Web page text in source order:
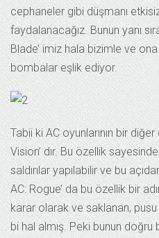
cephaneler gibi düşmanı
faydalanacağız. Bunun yanı
Blade’ imiz hala bizimle ve ona
bombalar eşlik ediyor.
Tabii ki AC oyunlarının bir
Vision’ dır. Bu özellik
saldırılar yapılabilir ve bu
AC: Rogue’ da bu özellik bir
karar olarak ve saklanan,
bi hal almış. Peki bunun doğru